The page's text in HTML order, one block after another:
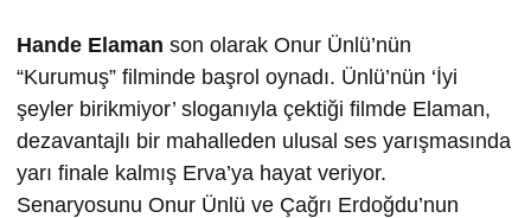
Hande Elaman son olarak Onur Ünlü’nün
“Kurumuş” filminde başrol oynadı. Ünlü’nün ‘İyi
şeyler birikmiyor’ sloganıyla çektiği filmde Elaman,
dezavantajlı bir mahalleden ulusal ses yarışmasında
yarı finale kalmış Erva’ya hayat veriyor.
Senaryosunu Onur Ünlü ve Çağrı Erdoğdu’nun